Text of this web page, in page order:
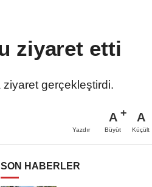
ziyaret etti
ziyaret gerçekleştirdi.
Yazdır
A
Büyüt
A
Küçült
SON HABERLER